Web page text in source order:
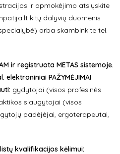
ir apmokėjimo atsiųskite
kitų dalyvių duomenis
arba skambinkite tel.
ir registruota METAS sistemoje.
PAŽYMĖJIMAI
gydytojai (visos profesinės
slaugytojai (visos
padėjėjai, ergoterapeutai,
kvalifikacijos kėlimui: